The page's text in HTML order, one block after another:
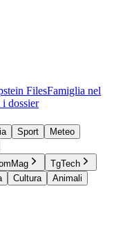
FilesFamiglia nel
dossier
Sport
Meteo
TgTech
Cultura
Animali